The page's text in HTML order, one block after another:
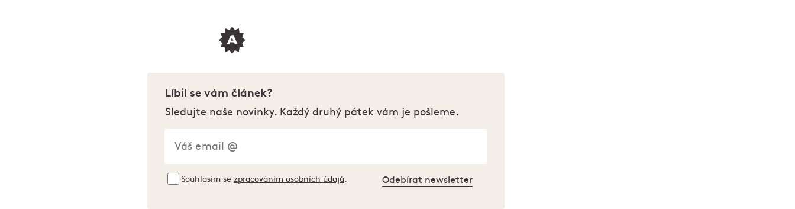
Líbil se vám článek?
Sledujte naše novinky. Každý druhý pátek vám je pošleme.
Odebírat newsletter
Souhlasím se zpracováním osobních údajů